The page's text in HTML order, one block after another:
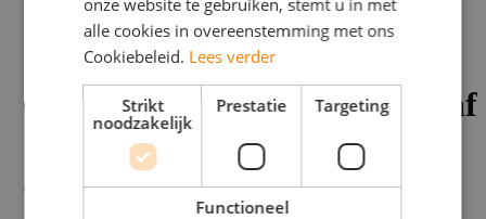
Vakantiewerk
Productie
binnen 25km van Landgraaf
+ 3
alle cookies in overeenstemming met ons
Cookiebeleid. Lees verder
Strikt
noodzakelijk
Prestatie Targeting
Functioneel